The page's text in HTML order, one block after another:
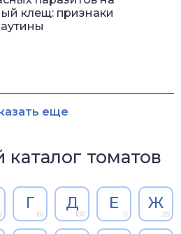
клещ: признаки
еще
томатов
Г
81
Д
107
Е
11
Ж
25